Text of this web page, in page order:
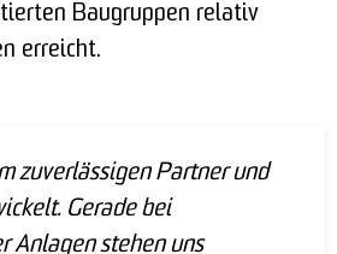
Baugruppen relativ
erreicht.
zuverlässigen Partner und
Gerade bei
Anlagen stehen uns